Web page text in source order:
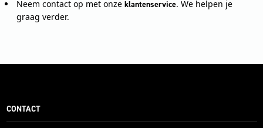
Neem contact op met onze klantenservice. We helpen je
graag verder.
CONTACT